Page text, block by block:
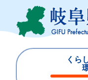
ジ
ュ
くら